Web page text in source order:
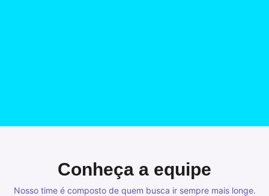
Conheça a equipe
Nosso time é composto de quem busca ir sempre mais longe.